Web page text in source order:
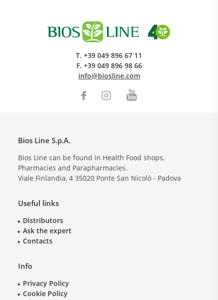
T. +39 049 896 67 11
F. +39 049 896 98 66
info@biosline.com
Bios Line S.p.A.
Bios Line can be found in Health Food shops,
Pharmacies and Parapharmacies.
Viale Finlandia, 4 35020 Ponte San Nicolò - Padova
Useful links
Distributors
Ask the expert
Contacts
Info
Privacy Policy
Cookie Policy